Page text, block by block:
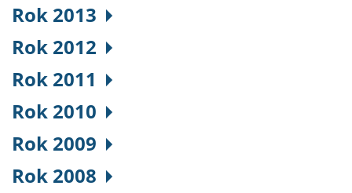
Rok 2013
Rok 2012
Rok 2011
Rok 2010
Rok 2009
Rok 2008